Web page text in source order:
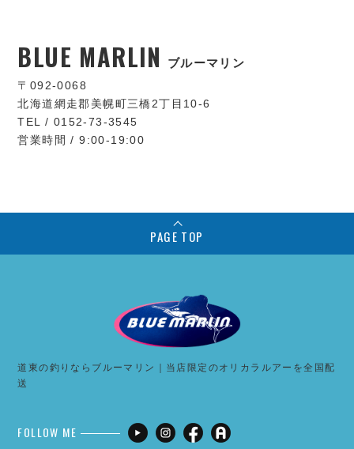
BLUE MARLIN ブルーマリン
〒092-0068
北海道網走郡美幌町三橋2丁目10-6
TEL / 0152-73-3545
営業時間 / 9:00-19:00
PAGE TOP
道東の釣りならブルーマリン｜当店限定のオリカラルアーを全国配
送
FOLLOW ME